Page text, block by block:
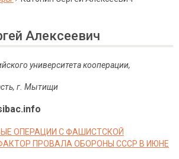
Алексеевич
университета кооперации,
г. Мытищи
ОПЕРАЦИИ С ФАШИСТСКОЙ
ПРОВАЛА ОБОРОНЫ СССР В ИЮНЕ